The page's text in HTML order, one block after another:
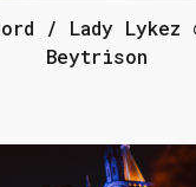
/ Lady Lykez
Beytrison